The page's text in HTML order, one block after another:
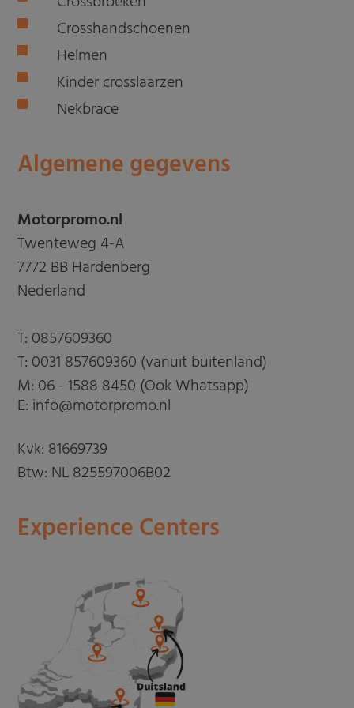
Crosshandschoenen
Helmen
Kinder crosslaarzen
Nekbrace
Algemene gegevens
Motorpromo.nl
Twenteweg 4-A
7772 BB Hardenberg
Nederland
T: 0857609360
T: 0031 857609360 (vanuit buitenland)
M: 06 - 1588 8450 (Ook Whatsapp)
E: info@motorpromo.nl
Kvk: 81669739
Btw: NL 825597006B02
Experience Centers